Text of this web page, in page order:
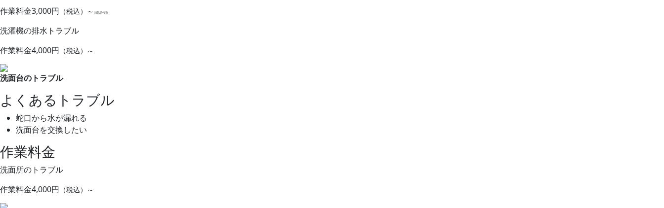
作業料金3,000円 （税込）～ ※商品代別
洗濯機の排水トラブル
作業料金4,000円 （税込）～
洗面台のトラブル
よくあるトラブル
蛇口から水が漏れる
洗面台を交換したい
作業料金
洗面所のトラブル
作業料金4,000円 （税込）～